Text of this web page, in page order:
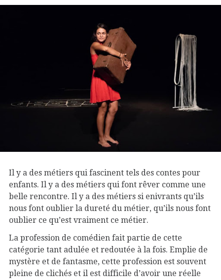
Il y a des métiers qui fascinent tels des contes pour
enfants. Il y a des métiers qui font rêver comme une
belle rencontre. Il y a des métiers si enivrants qu’ils
nous font oublier la dureté du métier, qu’ils nous font
oublier ce qu’est vraiment ce métier.
La profession de comédien fait partie de cette
catégorie tant adulée et redoutée à la fois. Emplie de
mystère et de fantasme, cette profession est souvent
pleine de clichés et il est difficile d’avoir une réelle